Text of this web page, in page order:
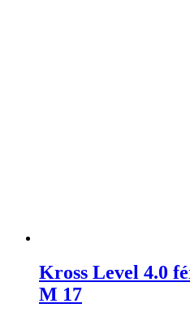
Kross Level 4.0
M 17